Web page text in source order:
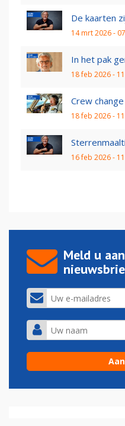
De kaarten
14 mrt 2026 -
In het pak
18 feb 2026 -
Crew
18 feb 2026 -
16 feb 2026 -
Meld u